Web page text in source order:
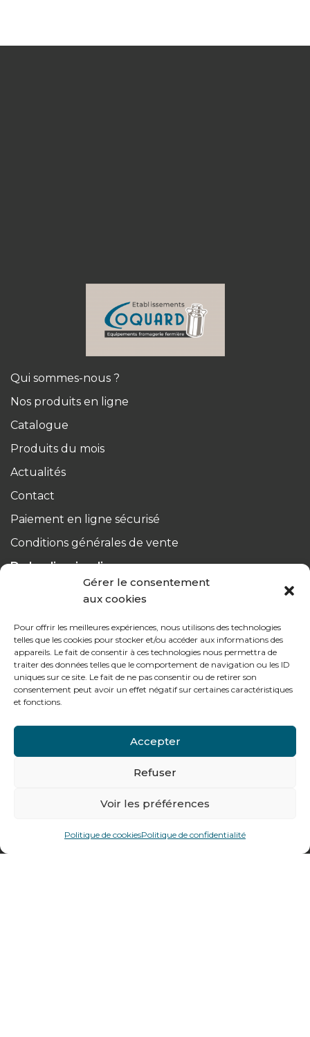
Gérer le consentement
aux cookies
Pour offrir les meilleures expériences, nous utilisons des technologies
telles que les cookies pour stocker et/ou accéder aux informations des
appareils. Le fait de consentir à ces technologies nous permettra de
traiter des données telles que le comportement de navigation ou les ID
uniques sur ce site. Le fait de ne pas consentir ou de retirer son
consentement peut avoir un effet négatif sur certaines caractéristiques
et fonctions.
Accepter
Refuser
Voir les préférences
Politique de cookiesPolitique de confidentialité
Qui sommes-nous ?
Nos produits en ligne
Catalogue
Produits du mois
Actualités
Contact
Paiement en ligne sécurisé
Conditions générales de vente
Du lundi au jeudi :
de 8h à 12h30 et de 13h30 à 17h20
de 8h à 12h30 et de 13h30 à 16h
Contactez-nous
Villefranche sur Saône